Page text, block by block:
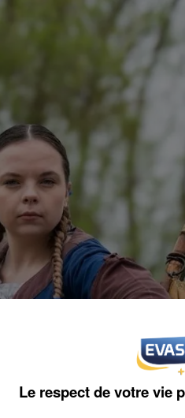
Le respect de votre vie